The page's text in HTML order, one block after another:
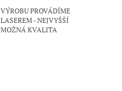
VÝROBU PROVÁDÍME
LASEREM - NEJVYŠŠÍ
MOŽNÁ KVALITA